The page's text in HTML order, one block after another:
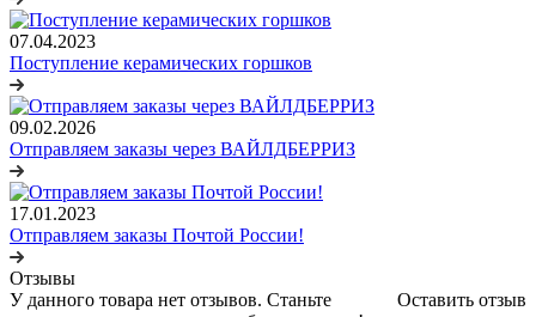
07.04.2023
Поступление керамических горшков
09.02.2026
Отправляем заказы через ВАЙЛДБЕРРИЗ
17.01.2023
Отправляем заказы Почтой России!
Отзывы
Оставить отзыв
У данного товара нет отзывов. Станьте